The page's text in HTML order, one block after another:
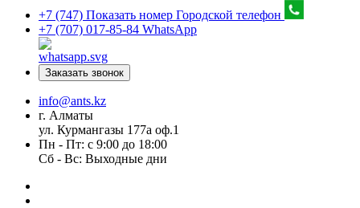
+7 (747) Показать номер Городской телефон
+7 (707) 017-85-84 WhatsApp
Заказать звонок
info@ants.kz
г. Алматы
ул. Курмангазы 177а оф.1
Пн - Пт: с 9:00 до 18:00
Сб - Вс: Выходные дни